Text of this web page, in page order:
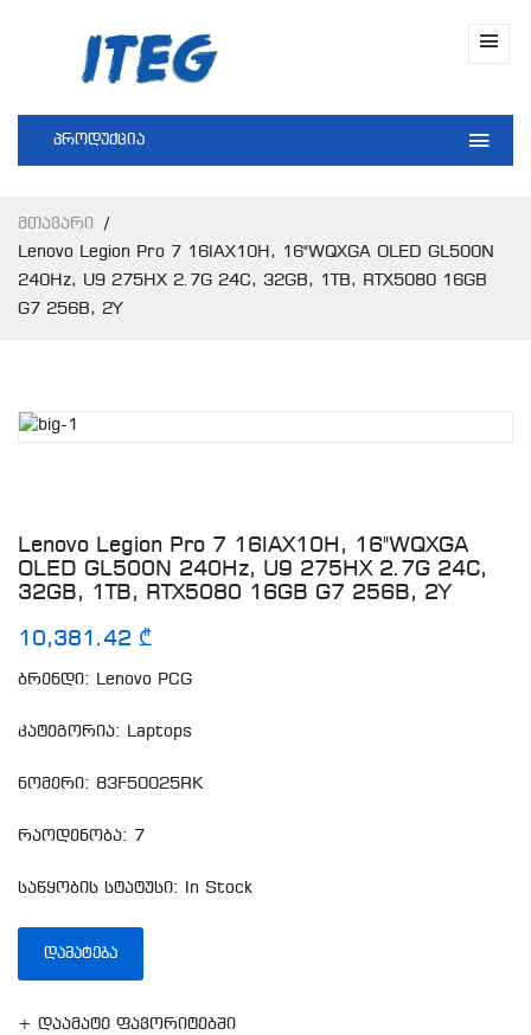
პროდუქცია
Მთავარი
Lenovo Legion Pro 7 16IAX10H, 16"WQXGA OLED GL500N
240Hz, U9 275HX 2.7G 24C, 32GB, 1TB, RTX5080 16GB
G7 256B, 2Y
Lenovo Legion Pro 7 16IAX10H, 16"WQXGA
OLED GL500N 240Hz, U9 275HX 2.7G 24C,
32GB, 1TB, RTX5080 16GB G7 256B, 2Y
10,381.42 ₾
ბრენდი: Lenovo PCG
კატეგორია: Laptops
ნომერი: 83F50025RK
რაოდენობა: 7
საწყობის სტატუსი: In Stock
ᲓᲐᲛᲐᲢᲔᲑᲐ
+ დაამატე ფავორიტებში